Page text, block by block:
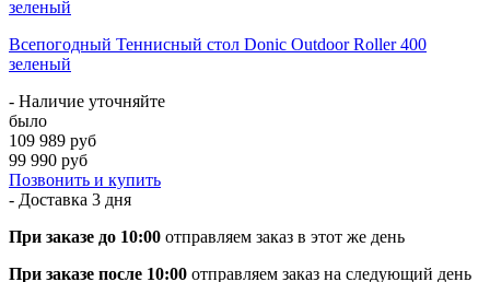
Всепогодный Теннисный стол Donic Outdoor Roller 400
зеленый
- Наличие уточняйте
было
109 989 руб
99 990 руб
Позвонить и купить
- Доставка 3 дня
При заказе до 10:00 отправляем заказ в этот же день
При заказе после 10:00 отправляем заказ на следующий день